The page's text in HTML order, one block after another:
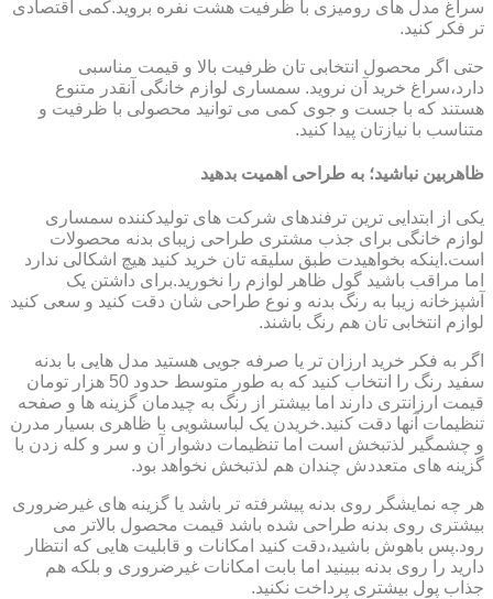
سراغ مدل های رومیزی با ظرفیت هشت نفره بروید.کمی اقتصادی
تر فکر کنید.
حتی اگر محصول انتخابی تان ظرفیت بالا و قیمت مناسبی
دارد،سراغ خرید آن نروید. سمساری لوازم خانگی آنقدر متنوع
هستند که با جست و جوی کمی می توانید محصولی با ظرفیت و
متناسب با نیازتان پیدا کنید.
ظاهربین نباشید؛ به طراحی اهمیت بدهید
یکی از ابتدایی ترین ترفندهای شرکت های تولیدکننده سمساری
لوازم خانگی برای جذب مشتری طراحی زیبای بدنه محصولات
است.اینکه بخواهیدت طبق سلیقه تان خرید کنید هیچ اشکالی ندارد
اما مراقب باشید گول ظاهر لوازم را نخورید.برای داشتن یک
آشپزخانه زیبا به رنگ بدنه و نوع طراحی شان دقت کنید و سعی کنید
لوازم انتخابی تان هم رنگ باشند.
اگر به فکر خرید ارزان تر یا صرفه جویی هستید مدل هایی با بدنه
سفید رنگ را انتخاب کنید که به طور متوسط حدود 50 هزار تومان
قیمت ارزانتری دارند اما بیشتر از رنگ به چیدمان گزینه ها و صفحه
تنظیمات آنها دقت کنید.خریدن یک لباسشویی با ظاهری بسیار مدرن
و چشمگیر لذتبخش است اما تنظیمات دشوار آن و سر و کله زدن با
گزینه های متعددش چندان هم لذتبخش نخواهد بود.
هر چه نمایشگر روی بدنه پیشرفته تر باشد یا گزینه های غیرضروری
بیشتری روی بدنه طراحی شده باشد قیمت محصول بالاتر می
رود.پس باهوش باشید،دقت کنید امکانات و قابلیت هایی که انتظار
دارید را روی بدنه ببینید اما بابت امکانات غیرضروری و بلکه هم
جذاب پول بیشتری پرداخت نکنید.